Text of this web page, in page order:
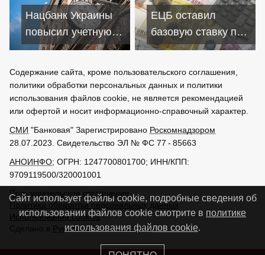
стабильности
Нацбанк Украины
повысил учетную
ставку на один
ЕЦБ оставил
базовую ставку по
кредитам на
Содержание сайта, кроме пользовательского соглашения,
политики обработки персональных данных и политики
использования файлов cookie, не является рекомендацией
или офертой и носит информационно-справочный характер.
СМИ "Банковая" Зарегистрировано Роскомнадзором
28.07.2023. Свидетельство ЭЛ № ФС 77 - 85663
АНОИНФО; ОГРН: 1247700801700; ИНН/КПП:
9709119500/320001001
Пользовательское соглашение
Политика обработки персональных данных
Использование cookies
Сделано в
РунетЛаб – Сайты и CRM
Сайт использует файлы cookie, подробные сведения об
использовании файлов cookie смотрите в политике
использования файлов cookie.